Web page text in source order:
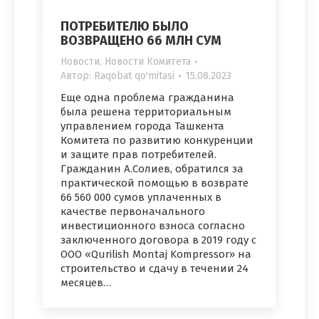
ПОТРЕБИТЕЛЮ БЫЛО
ВОЗВРАЩЕНО 66 МЛН СУМ
Новости, Новости Комитета
Автор: Raqobat qo'mitasi 15.08.2023
Еще одна проблема гражданина
была решена территориальным
управлением города Ташкента
Комитета по развитию конкуренции
и защите прав потребителей.
Гражданин А.Солиев, обратился за
практической помощью в возврате
66 560 000 сумов уплаченных в
качестве первоначального
инвестиционного взноса согласно
заключенного договора в 2019 году с
ООО «Qurilish Montaj Kompressor» на
строительство и сдачу в течении 24
месяцев…